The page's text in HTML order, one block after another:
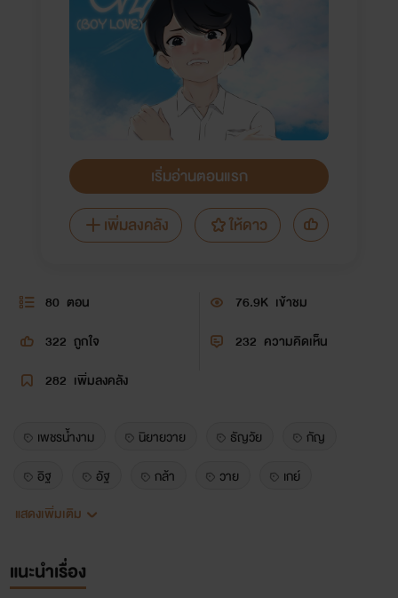
เริ่มอ่านตอนแรก
เพิ่มลงคลัง
ให้ดาว
80 ตอน 76.9K เข้าชม
322 ถูกใจ 232 ความคิดเห็น
282 เพิ่มลงคลัง
เพชรน้ำงาม นิยายวาย ธัญวัย
กัญ
อิฐ
อัฐ กล้า วาย
เกย์
ปลายทางฝัน
แสดงเพิ่มเติม
แนะนำเรื่อง